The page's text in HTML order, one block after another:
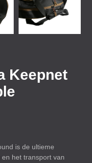
Keepnet
is de ultieme
het transport van